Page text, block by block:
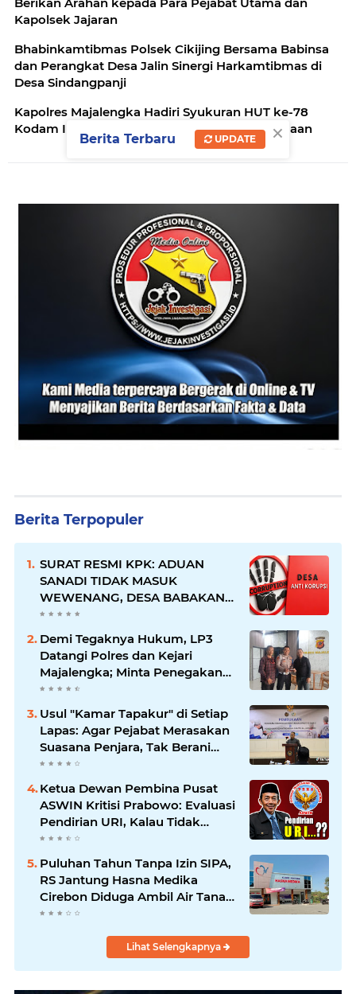
Berikan Arahan kepada Para Pejabat Utama dan
Kapolsek Jajaran
Bhabinkamtibmas Polsek Cikijing Bersama Babinsa
dan Perangkat Desa Jalin Sinergi Harkamtibmas di
Desa Sindangpanji
Kapolres Majalengka Hadiri Syukuran HUT ke-78
Kodam III/Siliwangi dengan Penuh Kebersamaan
Berita Terpopuler
SURAT RESMI KPK: ADUAN
SANADI TIDAK MASUK
WEWENANG, DESA BABAKAN
JUSTRU DITETAPKAN DESA
ANTI KORUPSI OLEH
KEJAKSAAN
Demi Tegaknya Hukum, LP3
Datangi Polres dan Kejari
Majalengka; Minta Penegakan
Proporsional: Restoratif untuk
Lemah, Tegas untuk Narkoba &
Oknum
Usul "Kamar Tapakur" di Setiap
Lapas: Agar Pejabat Merasakan
Suasana Penjara, Tak Berani
Korupsi dan Menyalahgunakan
Ketua Dewan Pembina Pusat
ASWIN Kritisi Prabowo: Evaluasi
Pendirian URI, Kalau Tidak
Mendesak Sebaiknya
Dibatalkan
Puluhan Tahun Tanpa Izin SIPA,
RS Jantung Hasna Medika
Cirebon Diduga Ambil Air Tanah
Secara Ilegal; Advokat Kirim
Lihat Selengkapnya
×
Berita Terbaru UPDATE